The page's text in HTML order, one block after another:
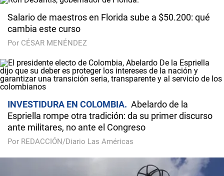
Salario de maestros en Florida sube a $50.200: qué
cambia este curso
Por CÉSAR MENÉNDEZ
INVESTIDURA EN COLOMBIA
Abelardo de la
Espriella rompe otra tradición: da su primer discurso
ante militares, no ante el Congreso
Por REDACCIÓN/Diario Las Américas